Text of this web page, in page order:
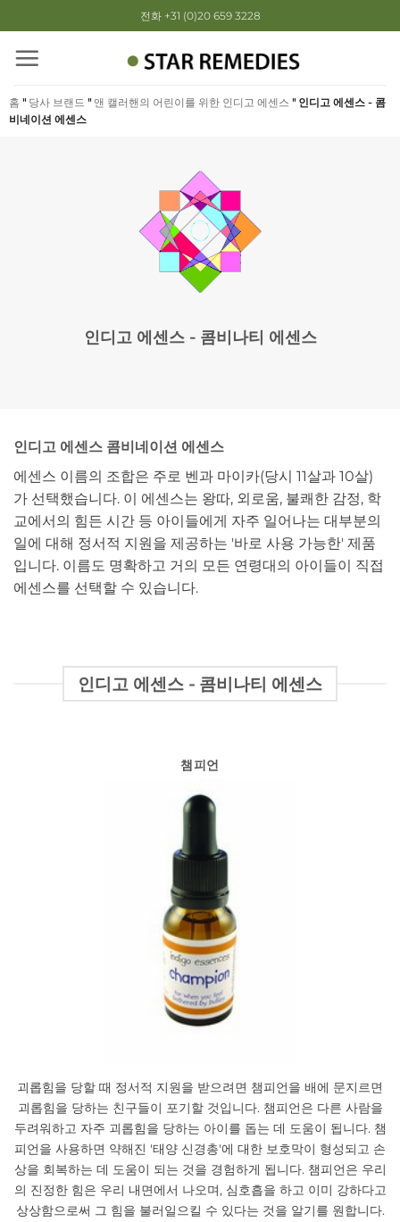
to
content
전화 +31 (0)20 659 3228
홈 " 당사 브랜드 "앤 캘러핸의 어린이를 위한 인디고 에센스 " 인디고 에센스 - 콤
비네이션 에센스
인디고 에센스 - 콤비나티 에센스
인디고 에센스 콤비네이션 에센스
에센스 이름의 조합은 주로 벤과 마이카(당시 11살과 10살)
가 선택했습니다. 이 에센스는 왕따, 외로움, 불쾌한 감정, 학
교에서의 힘든 시간 등 아이들에게 자주 일어나는 대부분의
일에 대해 정서적 지원을 제공하는 '바로 사용 가능한' 제품
입니다. 이름도 명확하고 거의 모든 연령대의 아이들이 직접
에센스를 선택할 수 있습니다.
인디고 에센스 - 콤비나티 에센스
챔피언
괴롭힘을 당할 때 정서적 지원을 받으려면 챔피언을 배에 문지르면
괴롭힘을 당하는 친구들이 포기할 것입니다. 챔피언은 다른 사람을
두려워하고 자주 괴롭힘을 당하는 아이를 돕는 데 도움이 됩니다. 챔
피언을 사용하면 약해진 '태양 신경총'에 대한 보호막이 형성되고 손
상을 회복하는 데 도움이 되는 것을 경험하게 됩니다. 챔피언은 우리
의 진정한 힘은 우리 내면에서 나오며, 심호흡을 하고 이미 강하다고
상상함으로써 그 힘을 불러일으킬 수 있다는 것을 알기를 원합니다.